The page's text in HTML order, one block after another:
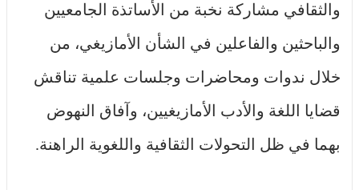
والثقافي مشاركة نخبة من الأساتذة الجامعيين
والباحثين والفاعلين في الشأن الأمازيغي، من
خلال ندوات ومحاضرات وجلسات علمية تناقش
قضايا اللغة والأدب الأمازيغيين، وآفاق النهوض
بهما في ظل التحولات الثقافية واللغوية الراهنة.